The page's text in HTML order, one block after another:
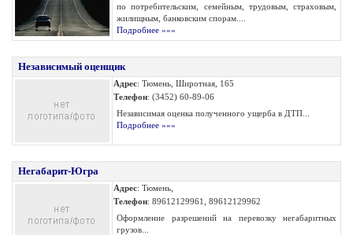
по потребительским, семейным, трудовым, страховым,
жилищным, банковским спорам....
Подробнее »»»
Независимый оценщик
Адрес: Тюмень, Широтная, 165
Телефон: (3452) 60-89-06
Независимая оценка полученного ущерба в ДТП...
Подробнее »»»
Негабарит-Югра
Адрес: Тюмень,
Телефон: 89612129961, 89612129962
Оформление разрешений на перевозку негабаритных
грузов...